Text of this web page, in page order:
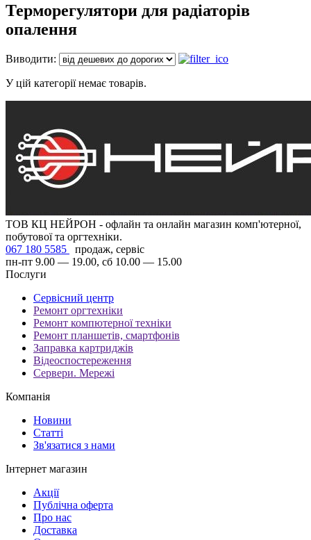
Терморегулятори для радіаторів
опалення
Виводити:
У цій категорії немає товарів.
ТОВ КЦ НЕЙРОН - офлайн та онлайн магазин комп'ютерної,
побутової та оргтехніки.
067 180 5585
продаж, сервіс
пн-пт 9.00 — 19.00, сб 10.00 — 15.00
Послуги
Сервісний центр
Ремонт оргтехніки
Ремонт компютерної техніки
Ремонт планшетів, смартфонів
Заправка картриджів
Відеоспостереження
Сервери. Мережі
Компанія
Новини
Статті
Зв'язатися з нами
Інтернет магазин
Акції
Публічна оферта
Про нас
Доставка